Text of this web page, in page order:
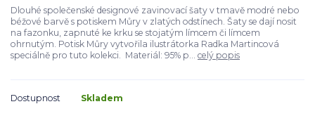
Dlouhé společenské designové zavinovací šaty v tmavě modré nebo
béžové barvě s potiskem Můry v zlatých odstínech. Šaty se dají nosit
na fazonku, zapnuté ke krku se stojatým límcem či límcem
ohrnutým. Potisk Můry vytvořila ilustrátorka Radka Martincová
speciálně pro tuto kolekci. Materiál: 95% p... celý popis
Dostupnost Skladem